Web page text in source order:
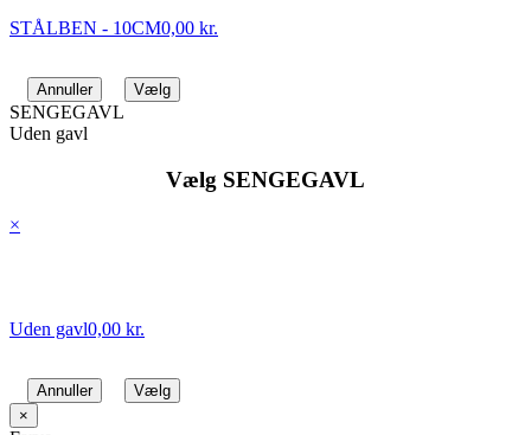
STÅLBEN - 10CM0,00 kr.
Annuller Vælg
SENGEGAVL
Uden gavl
Vælg SENGEGAVL
×
Uden gavl0,00 kr.
Annuller
Vælg
×